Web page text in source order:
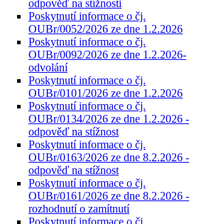
odpověď na stížnosti
Poskytnutí informace o čj.
OUBr/0052/2026 ze dne 1.2.2026
Poskytnutí informace o čj.
OUBr/0092/2026 ze dne 1.2.2026-
odvolání
Poskytnutí informace o čj.
OUBr/0101/2026 ze dne 1.2.2026
Poskytnutí informace o čj.
OUBr/0134/2026 ze dne 1.2.2026 -
odpověď na stížnost
Poskytnutí informace o čj.
OUBr/0163/2026 ze dne 8.2.2026 -
odpověď na stížnost
Poskytnutí informace o čj.
OUBr/0161/2026 ze dne 8.2.2026 -
rozhodnutí o zamítnutí
Poskytnutí informace o čj.